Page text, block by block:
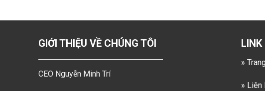
GIỚI THIỆU VỀ CHÚNG TÔI
CEO Nguyễn Minh Trí
LINK
»
» Liên